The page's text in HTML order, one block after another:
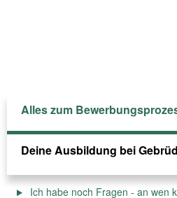
Alles zum
Deine Ausbildung bei
Ich habe noch Fragen - an wen